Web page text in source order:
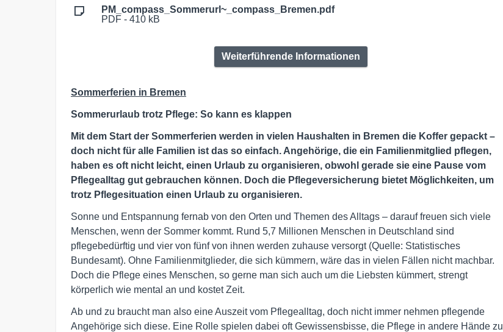
PM_compass_Sommerurl~_compass_Bremen.pdf
PDF - 410 kB
Weiterführende Informationen
Sommerferien in Bremen
Sommerurlaub trotz Pflege: So kann es klappen
Mit dem Start der Sommerferien werden in vielen Haushalten in Bremen die Koffer gepackt –
doch nicht für alle Familien ist das so einfach. Angehörige, die ein Familienmitglied pflegen,
haben es oft nicht leicht, einen Urlaub zu organisieren, obwohl gerade sie eine Pause vom
Pflegealltag gut gebrauchen können. Doch die Pflegeversicherung bietet Möglichkeiten, um
trotz Pflegesituation einen Urlaub zu organisieren.
Sonne und Entspannung fernab von den Orten und Themen des Alltags – darauf freuen sich viele
Menschen, wenn der Sommer kommt. Rund 5,7 Millionen Menschen in Deutschland sind
pflegebedürftig und vier von fünf von ihnen werden zuhause versorgt (Quelle: Statistisches
Bundesamt). Ohne Familienmitglieder, die sich kümmern, wäre das in vielen Fällen nicht machbar.
Doch die Pflege eines Menschen, so gerne man sich auch um die Liebsten kümmert, strengt
körperlich wie mental an und kostet Zeit.
Ab und zu braucht man also eine Auszeit vom Pflegealltag, doch nicht immer nehmen pflegende
Angehörige sich diese. Eine Rolle spielen dabei oft Gewissensbisse, die Pflege in andere Hände zu